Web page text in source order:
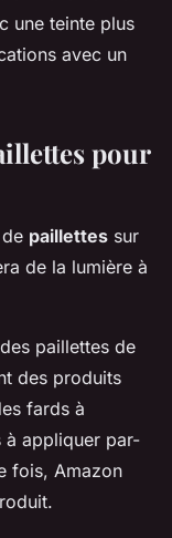
une teinte plus
avec un
pour
paillettes sur
de la lumière à
paillettes de
des produits
fards à
à appliquer par-
fois, Amazon